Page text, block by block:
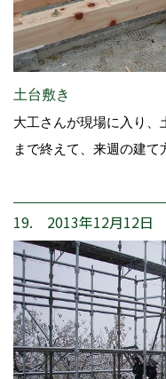
土台敷き
大工さんが現場に入り、
まで終えて、来週の建て
19. 2013年12月12日